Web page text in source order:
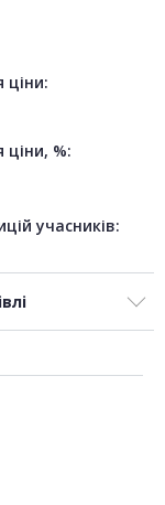
ціни:
ціни, %:
учасників: